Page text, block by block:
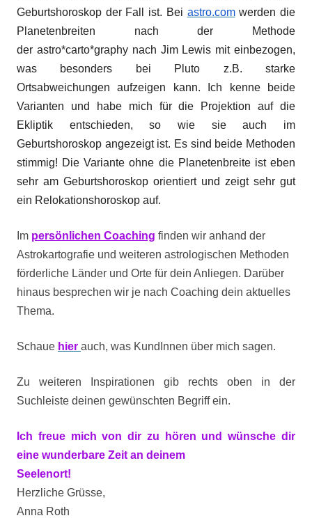
Geburtshoroskop der Fall ist. Bei astro.comwerden die
Planetenbreiten nach der Methode
der astro*carto*graphy nach Jim Lewis mit einbezogen,
was besonders bei Pluto z.B. starke
Ortsabweichungen aufzeigen kann.
Ich kenne beide
Varianten und habe mich für die Projektion auf die
Ekliptik entschieden, so wie sie auch im
Geburtshoroskop angezeigt ist. Es sind beide Methoden
stimmig! Die Variante ohne die Planetenbreite ist eben
sehr am Geburtshoroskop orientiert und zeigt sehr gut
ein Relokationshoroskop auf.
Im persönlichen Coaching finden wir anhand der
Astrokartografie und weiteren astrologischen Methoden
förderliche Länder und Orte für dein Anliegen. Darüber
hinaus besprechen wir je nach Coaching dein aktuelles
Thema.
Schaue hier auch, was KundInnen über mich sagen.
Zu weiteren Inspirationen gib rechts oben in der
Suchleiste deinen gewünschten Begriff ein.
Ich freue mich von dir zu hören und wünsche dir
eine wunderbare Zeit an deinem
Seelenort!
Herzliche Grüsse,
Anna Roth